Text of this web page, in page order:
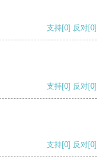
支持[0] 反对[0]
支持[0] 反对[0]
支持[0] 反对[0]